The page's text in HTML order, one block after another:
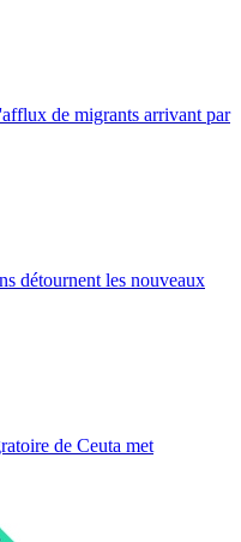
de migrants arrivant par
détournent les nouveaux
de Ceuta met